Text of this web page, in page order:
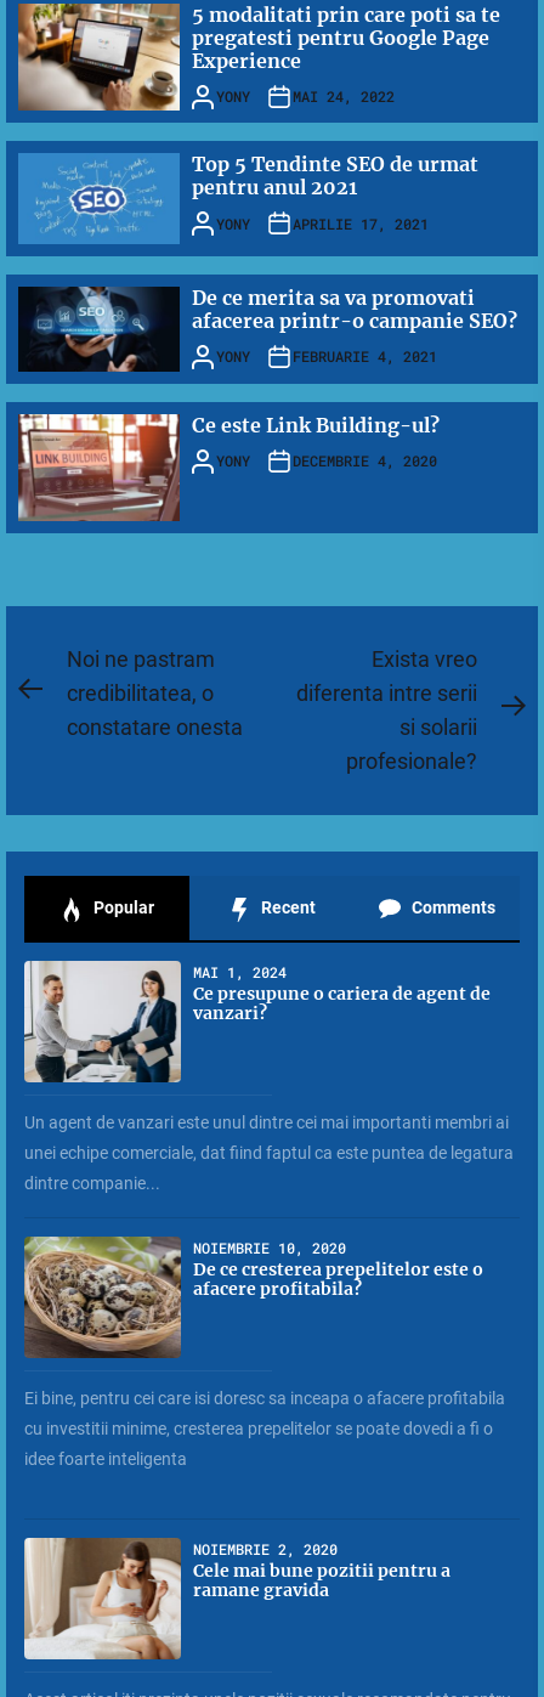
5 modalitati prin care poti sa te
pregatesti pentru Google Page
Experience
YONY MAI 24, 2022
Top 5 Tendinte SEO de urmat
pentru anul 2021
YONY APRILIE 17, 2021
De ce merita sa va promovati
afacerea printr-o campanie SEO?
YONY FEBRUARIE 4, 2021
Ce este Link Building-ul?
YONY DECEMBRIE 4, 2020
Navigare
în
articole
Previous
Noi ne pastram
credibilitatea, o
constatare onesta
Exista vreo
diferenta intre serii
si solarii
profesionale?
Popular Recent Comments
MAI 1, 2024
Ce presupune o cariera de agent de
vanzari?
Un agent de vanzari este unul dintre cei mai importanti membri ai
unei echipe comerciale, dat fiind faptul ca este puntea de legatura
dintre companie...
NOIEMBRIE 10, 2020
De ce cresterea prepelitelor este o
afacere profitabila?
Ei bine, pentru cei care isi doresc sa inceapa o afacere profitabila
cu investitii minime, cresterea prepelitelor se poate dovedi a fi o
idee foarte inteligenta
NOIEMBRIE 2, 2020
Cele mai bune pozitii pentru a
ramane gravida